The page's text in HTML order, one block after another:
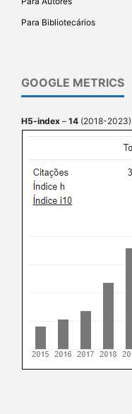
Para Bibliotecários
GOOGLE METRICS
H5-index – 14 (2018-2023)